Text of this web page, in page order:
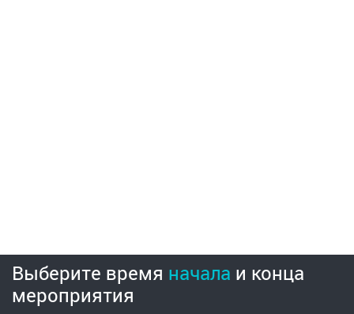
Выберите время начала и конца
мероприятия